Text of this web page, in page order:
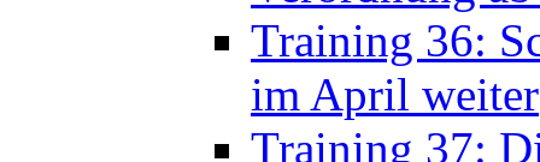
Training 37:
Inzidenz und
Training 38: